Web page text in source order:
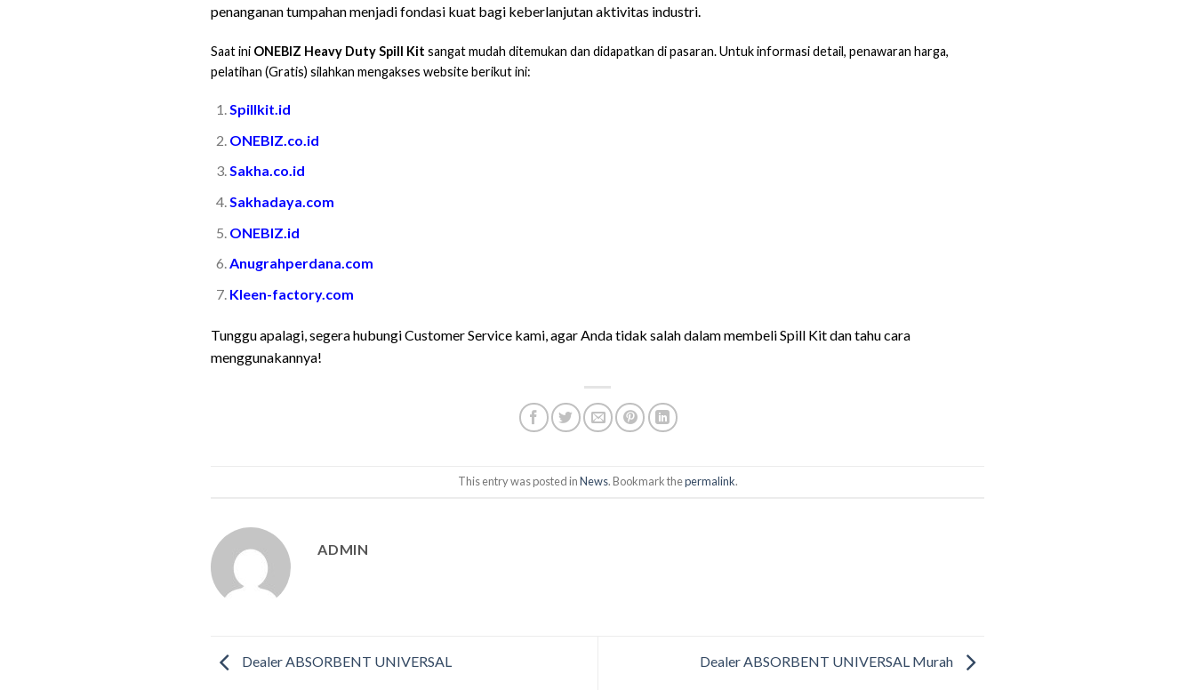
penanganan tumpahan menjadi fondasi kuat bagi keberlanjutan aktivitas industri.
Saat ini ONEBIZ Heavy Duty Spill Kit sangat mudah ditemukan dan didapatkan di pasaran. Untuk informasi detail, penawaran harga,
pelatihan (Gratis) silahkan mengakses website berikut ini:
Spillkit.id
ONEBIZ.co.id
Sakha.co.id
Sakhadaya.com
ONEBIZ.id
Anugrahperdana.com
Kleen-factory.com
Tunggu apalagi, segera hubungi Customer Service kami, agar Anda tidak salah dalam membeli Spill Kit dan tahu cara
menggunakannya!
This entry was posted inNews. Bookmark thepermalink.
ADMIN
Dealer ABSORBENT UNIVERSAL Dealer ABSORBENT UNIVERSAL Murah